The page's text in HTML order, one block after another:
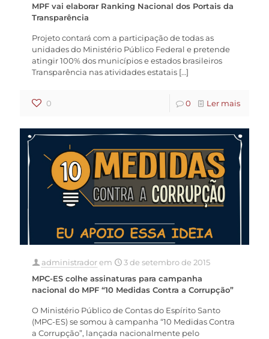
MPF vai elaborar Ranking Nacional dos Portais da
Transparência
Projeto contará com a participação de todas as
unidades do Ministério Público Federal e pretende
atingir 100% dos municípios e estados brasileiros
Transparência nas atividades estatais […]
0 0 Ler mais
administradorem
3 de setembro de 2015
MPC-ES colhe assinaturas para campanha
nacional do MPF “10 Medidas Contra a Corrupção”
O Ministério Público de Contas do Espírito Santo
(MPC-ES) se somou à campanha “10 Medidas Contra
a Corrupção”, lançada nacionalmente pelo